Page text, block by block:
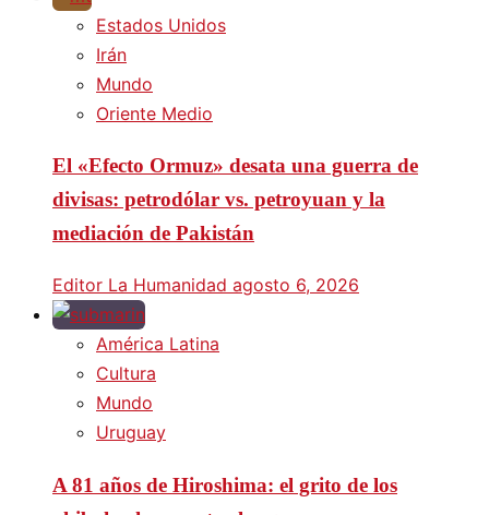
Estados Unidos
Irán
Mundo
Oriente Medio
El «Efecto Ormuz» desata una guerra de
divisas: petrodólar vs. petroyuan y la
mediación de Pakistán
Editor La Humanidad agosto 6, 2026
América Latina
Cultura
Mundo
Uruguay
A 81 años de Hiroshima: el grito de los